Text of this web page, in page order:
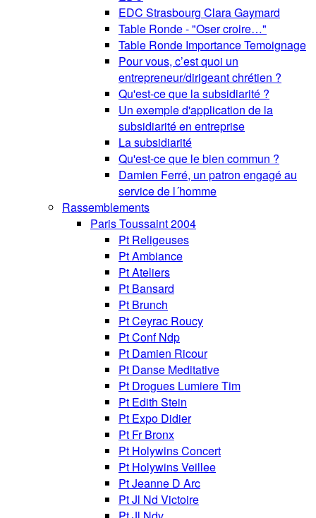
EDC Strasbourg Clara Gaymard
Table Ronde - "Oser croire…"
Table Ronde Importance Temoignage
Pour vous, c’est quoi un
entrepreneur/dirigeant chrétien ?
Qu'est-ce que la subsidiarité ?
Un exemple d'application de la
subsidiarité en entreprise
La subsidiarité
Qu'est-ce que le bien commun ?
Damien Ferré, un patron engagé au
service de l´homme
Rassemblements
Paris Toussaint 2004
Pt Religeuses
Pt Ambiance
Pt Ateliers
Pt Bansard
Pt Brunch
Pt Ceyrac Roucy
Pt Conf Ndp
Pt Damien Ricour
Pt Danse Meditative
Pt Drogues Lumiere Tim
Pt Edith Stein
Pt Expo Didier
Pt Fr Bronx
Pt Holywins Concert
Pt Holywins Veillee
Pt Jeanne D Arc
Pt Jl Nd Victoire